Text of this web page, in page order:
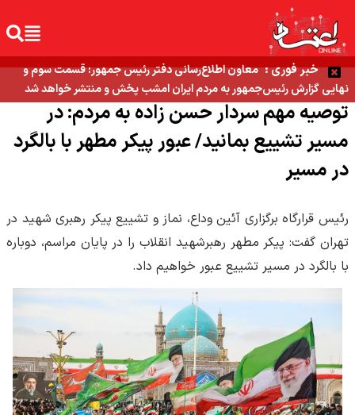
خبر فوری : معاون اطلاع‌رسانی دفتر رئیس جمهور: قسمت سوم و
نهایی گزارش رئیس‌جمهور به مردم ایران امشب پخش و منتشر خواهد شد
توصیه مهم سردار حسن زاده به مردم: در
مسیر تشییع بمانید/ عبور پیکر مطهر با بالگرد
در مسیر
رئیس قرارگاه برگزاری آئین وداع، نماز و تشییع پیکر رهبری شهید در
تهران گفت: پیکر مطهر رهبرشهید انقلاب را در پایان مراسم، دوباره
با بالگرد در مسیر تشییع عبور خواهیم داد.